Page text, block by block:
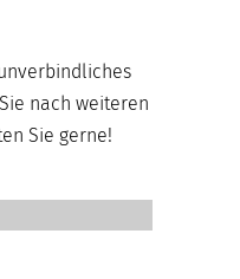
nach weiteren
Sie gerne!